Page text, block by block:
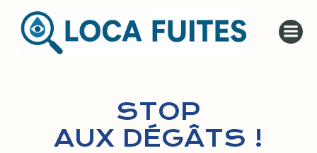
au
contenu
STOP
AUX DÉGÂTS !